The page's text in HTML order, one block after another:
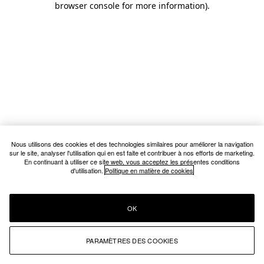
browser console for more information).
Nous utilisons des cookies et des technologies similaires pour améliorer la navigation
sur le site, analyser l'utilisation qui en est faite et contribuer à nos efforts de marketing.
En continuant à utiliser ce site web, vous acceptez les présentes conditions
d'utilisation. Politique en matière de cookies
PARAMÈTRES DES COOKIES
OK